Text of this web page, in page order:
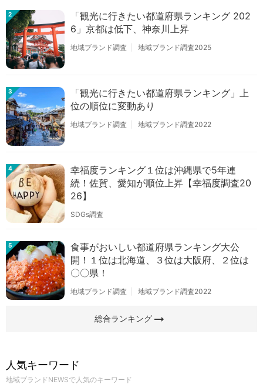
2
「観光に行きたい都道府県ランキング 202
6」京都は低下、神奈川上昇
地域ブランド調査 地域ブランド調査2025
3
「観光に行きたい都道府県ランキング」上
位の順位に変動あり
地域ブランド調査 地域ブランド調査2022
4
幸福度ランキング１位は沖縄県で5年連
続！佐賀、愛知が順位上昇【幸福度調査20
26】
SDGs調査
5
食事がおいしい都道府県ランキング大公
開！１位は北海道、３位は大阪府、２位は
〇〇県！
地域ブランド調査 地域ブランド調査2022
総合ランキングarrow_right_alt
人気キーワード
地域ブランドNEWSで人気のキーワード